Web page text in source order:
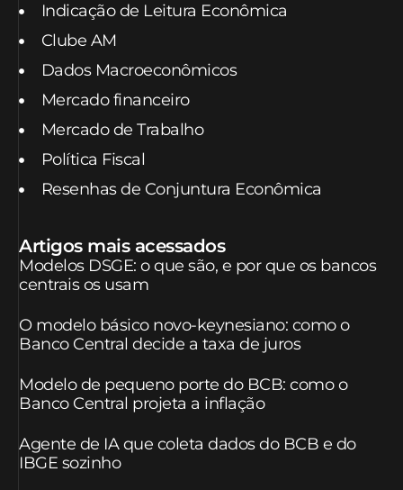
Indicação de Leitura Econômica
Clube AM
Dados Macroeconômicos
Mercado financeiro
Mercado de Trabalho
Política Fiscal
Resenhas de Conjuntura Econômica
Artigos mais acessados
Modelos DSGE: o que são, e por que os bancos
centrais os usam
O modelo básico novo-keynesiano: como o
Banco Central decide a taxa de juros
Modelo de pequeno porte do BCB: como o
Banco Central projeta a inflação
Agente de IA que coleta dados do BCB e do
IBGE sozinho